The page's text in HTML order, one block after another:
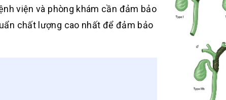
viện và phòng khám cần đảm bảo
chất lượng cao nhất để đảm bảo